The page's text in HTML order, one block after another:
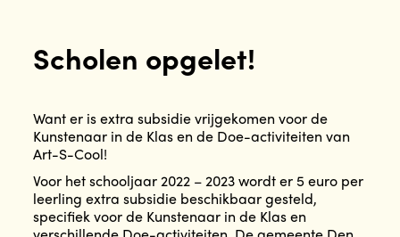
Scholen opgelet!
Want er is extra subsidie vrijgekomen voor de
Kunstenaar in de Klas en de Doe-activiteiten van
Art-S-Cool!
Voor het schooljaar 2022 – 2023 wordt er 5 euro per
leerling extra subsidie beschikbaar gesteld,
specifiek voor de Kunstenaar in de Klas en